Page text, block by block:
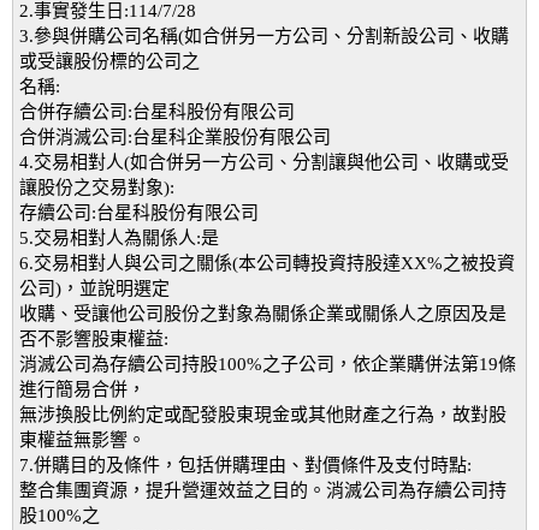
2.事實發生日:114/7/28
3.參與併購公司名稱(如合併另一方公司、分割新設公司、收購
或受讓股份標的公司之
名稱:
合併存續公司:台星科股份有限公司
合併消滅公司:台星科企業股份有限公司
4.交易相對人(如合併另一方公司、分割讓與他公司、收購或受
讓股份之交易對象):
存續公司:台星科股份有限公司
5.交易相對人為關係人:是
6.交易相對人與公司之關係(本公司轉投資持股達XX%之被投資
公司)，並說明選定
收購、受讓他公司股份之對象為關係企業或關係人之原因及是
否不影響股東權益:
消滅公司為存續公司持股100%之子公司，依企業購併法第19條
進行簡易合併，
無涉換股比例約定或配發股東現金或其他財產之行為，故對股
東權益無影響。
7.併購目的及條件，包括併購理由、對價條件及支付時點:
整合集團資源，提升營運效益之目的。消滅公司為存續公司持
股100%之